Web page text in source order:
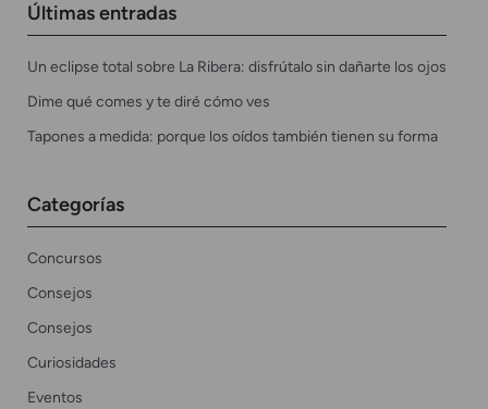
Últimas entradas
Un eclipse total sobre La Ribera: disfrútalo sin dañarte los ojos
Dime qué comes y te diré cómo ves
Tapones a medida: porque los oídos también tienen su forma
Categorías
Concursos
Consejos
Consejos
Curiosidades
Eventos